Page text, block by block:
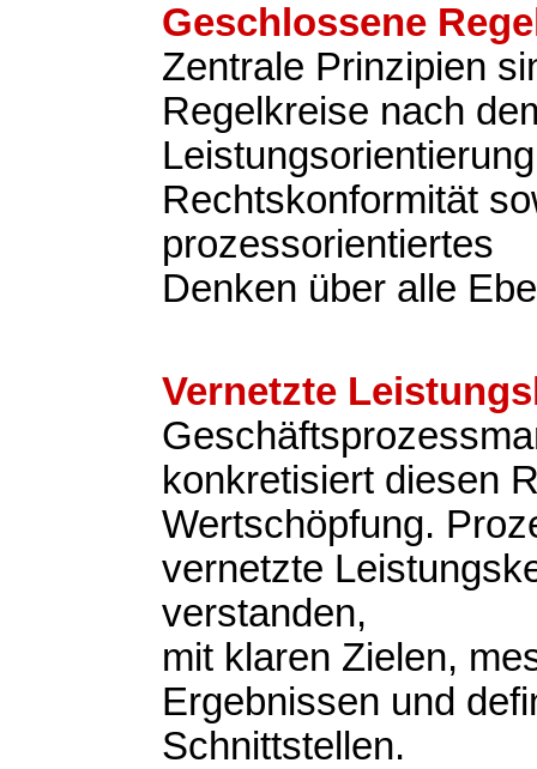
Geschlossene
Zentrale Prinzipien
Regelkreise nach
Rechtskonformität
prozessorientiertes
Denken über alle
Vernetzte
konkretisiert diesen
Wertschöpfung.
vernetzte
verstanden,
mit klaren Zielen,
Ergebnissen und
Schnittstellen.